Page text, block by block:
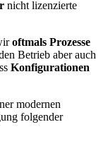
nicht lizenzierte
oftmals Prozesse
Betrieb aber auch
Konfigurationen
modernen
folgender